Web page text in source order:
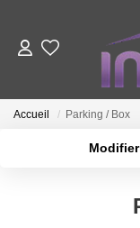
Accueil Parking / Box